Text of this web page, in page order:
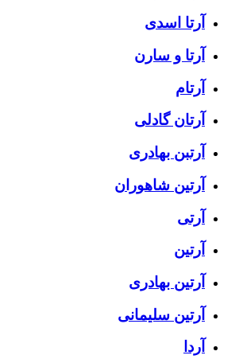
آرتا اسدی
آرتا و سارن
آرتام
آرتان گادلی
آرتبن بهادری
آرتين شاهوران
آرتی
آرتین
آرتین بهادری
آرتین سلیمانی
آردا